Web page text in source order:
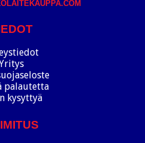
palautetta
kysyttyä